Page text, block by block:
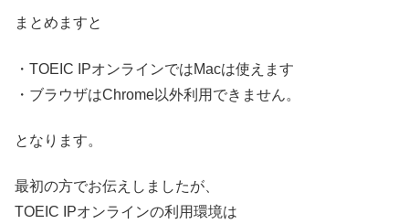
まとめますと
・TOEIC IPオンラインではMacは使えます
・ブラウザはChrome以外利用できません。
となります。
最初の方でお伝えしましたが、
TOEIC IPオンラインの利用環境は